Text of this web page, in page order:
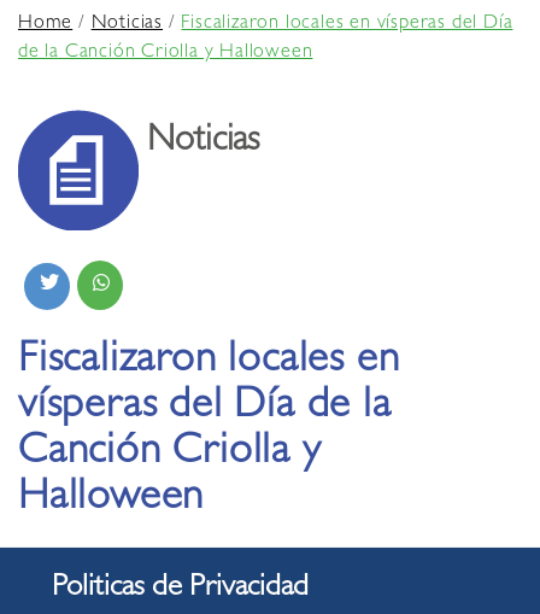
Home/Noticias /Fiscalizaron locales en vísperas del Día
de la Canción Criolla y Halloween
Noticias
Fiscalizaron locales en
vísperas del Día de la
Canción Criolla y
Halloween
31.10.2021